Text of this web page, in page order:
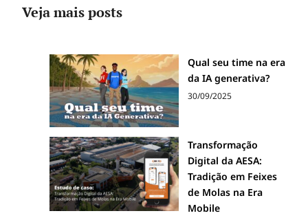
Veja mais posts
Qual seu time na era
da IA generativa?
30/09/2025
Transformação
Digital da AESA:
Tradição em Feixes
de Molas na Era
Mobile